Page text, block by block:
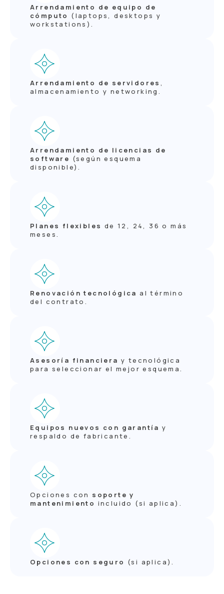
Arrendamiento de equipo de
cómputo (laptops, desktops y
workstations).
Arrendamiento de servidores ,
almacenamiento y networking.
Arrendamiento de licencias de
software (según esquema
disponible).
Planes flexibles de 12, 24, 36 o más
meses.
Renovación tecnológica al término
del contrato.
Asesoría financiera y tecnológica
para seleccionar el mejor esquema.
Equipos nuevos con garantía y
respaldo de fabricante.
Opciones con soporte y
mantenimiento incluido (si aplica).
Opciones con seguro (si aplica).